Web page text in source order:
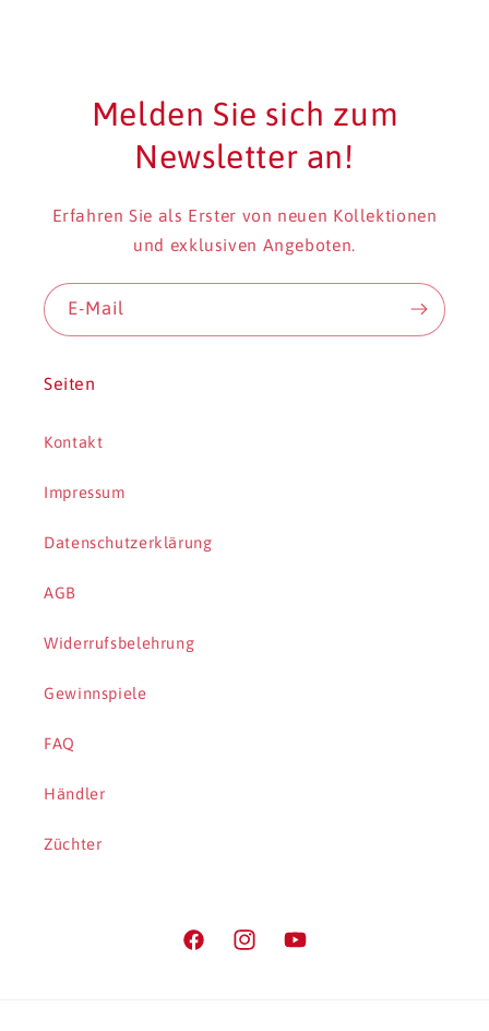
Melden Sie sich zum
Newsletter an!
Erfahren Sie als Erster von neuen Kollektionen
und exklusiven Angeboten.
E-Mail
Seiten
Kontakt
Impressum
Datenschutzerklärung
AGB
Widerrufsbelehrung
Gewinnspiele
FAQ
Händler
Züchter
FacebookInstagramYouTube